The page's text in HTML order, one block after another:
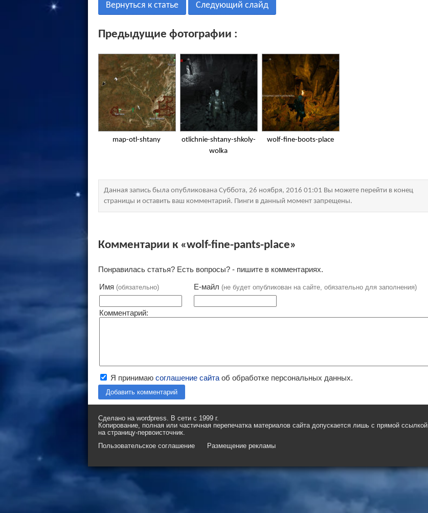
Вернуться к статье Следующий слайд
Предыдущие фотографии :
map-otl-shtany
otlichnie-shtany-shkoly-
wolka
wolf-fine-boots-place
Данная запись была опубликована Суббота, 26 ноября, 2016 01:01 Вы можете перейти в конец
страницы и оставить ваш комментарий. Пинги в данный момент запрещены.
Комментарии к «wolf-fine-pants-place»
Понравилась статья? Есть вопросы? - пишите в комментариях.
Имя (обязательно) Е-майл (не будет опубликован на сайте, обязательно для заполнения)
Комментарий:
Я принимаю соглашение сайта об обработке персональных данных.
Добавить комментарий
Сделано на wordpress. В сети с 1999 г.
Копирование, полная или частичная перепечатка материалов сайта допускается лишь с прямой ссылкой
на страницу-первоисточник.
Пользовательское соглашение
Размещение рекламы